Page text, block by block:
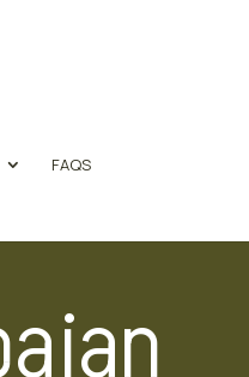
FAQS